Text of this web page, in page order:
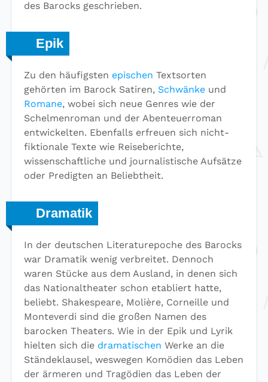
des Barocks geschrieben.
Epik
Zu den häufigsten epischen Textsorten
gehörten im Barock Satiren, Schwänke und
Romane, wobei sich neue Genres wie der
Schelmenroman und der Abenteuerroman
entwickelten. Ebenfalls erfreuen sich nicht-
fiktionale Texte wie Reiseberichte,
wissenschaftliche und journalistische Aufsätze
oder Predigten an Beliebtheit.
Dramatik
In der deutschen Literaturepoche des Barocks
war Dramatik wenig verbreitet. Dennoch
waren Stücke aus dem Ausland, in denen sich
das Nationaltheater schon etabliert hatte,
beliebt. Shakespeare, Molière, Corneille und
Monteverdi sind die großen Namen des
barocken Theaters. Wie in der Epik und Lyrik
hielten sich die dramatischen Werke an die
Ständeklausel, weswegen Komödien das Leben
der ärmeren und Tragödien das Leben der